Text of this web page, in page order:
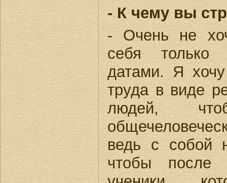
- К чему вы
- Очень не
себя
датами. Я
труда в виде
людей,
ведь с собой
чтобы после